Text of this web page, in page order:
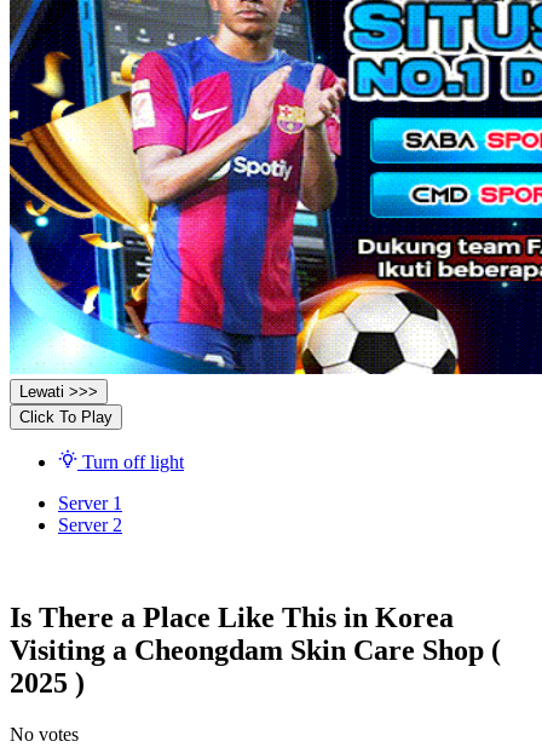
Lewati >>>
Click To Play
Turn off light
Server 1
Server 2
Is There a Place Like This in Korea
Visiting a Cheongdam Skin Care Shop (
2025 )
No votes